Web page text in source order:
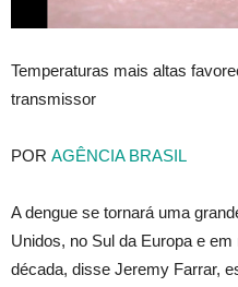
Temperaturas mais altas
transmissor
POR AGÊNCIA BRASIL
A dengue se tornará uma
Unidos, no Sul da Europa e
década, disse Jeremy Farrar,